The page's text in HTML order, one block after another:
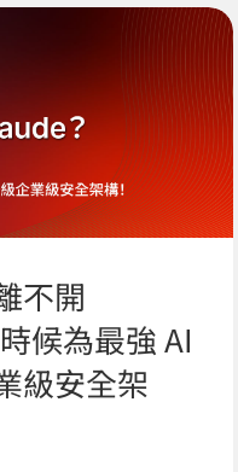
不開
候為最強 AI
級安全架